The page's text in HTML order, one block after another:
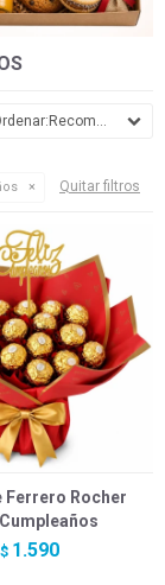
Recomendados
Quitar filtros
Ferrero Rocher
$ 1.590